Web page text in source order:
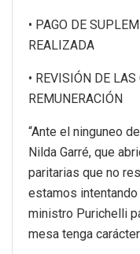
• PAGO DE
REALIZADA
• REVISIÓN DE
REMUNERACIÓN
“Ante el ninguneo
Nilda Garré, que
paritarias que no
estamos intentando
ministro Purichelli
mesa tenga